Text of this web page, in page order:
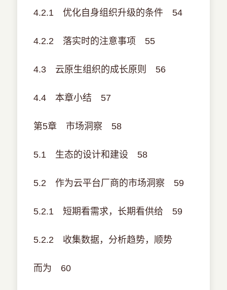
4.2.1 优化自身组织升级的条件 54
4.2.2 落实时的注意事项 55
4.3 云原生组织的成长原则 56
4.4 本章小结 57
第5章 市场洞察 58
5.1 生态的设计和建设 58
5.2 作为云平台厂商的市场洞察 59
5.2.1 短期看需求，长期看供给 59
5.2.2 收集数据，分析趋势，顺势
而为 60